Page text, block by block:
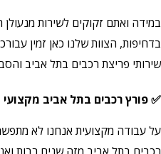
במידה ואתם זקוקים לשירות
שירותי פריצת רכבים בתל אביב
✅ פורץ רכבים בתל אביב מקצועי
על עבודה מקצועית אנחנו לא